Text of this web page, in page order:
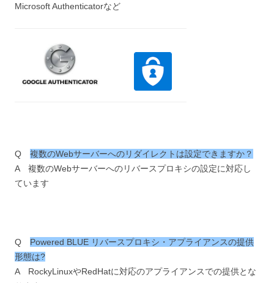
Microsoft Authenticatorなど
Q 複数のWebサーバーへのリダイレクトは設定できますか？
A 複数のWebサーバーへのリバースプロキシの設定に対応し
ています
Q Powered BLUE リバースプロキシ・アプライアンスの提供
形態は?
A RockyLinuxやRedHatに対応のアプライアンスでの提供とな